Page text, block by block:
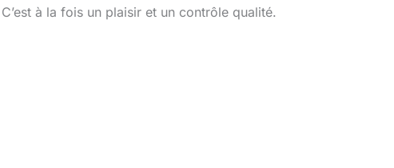
à la fois un plaisir et un contrôle qualité.